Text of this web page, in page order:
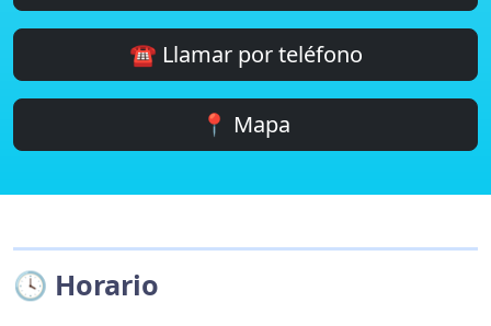
☎️ Llamar por teléfono
📍 Mapa
🕓 Horario